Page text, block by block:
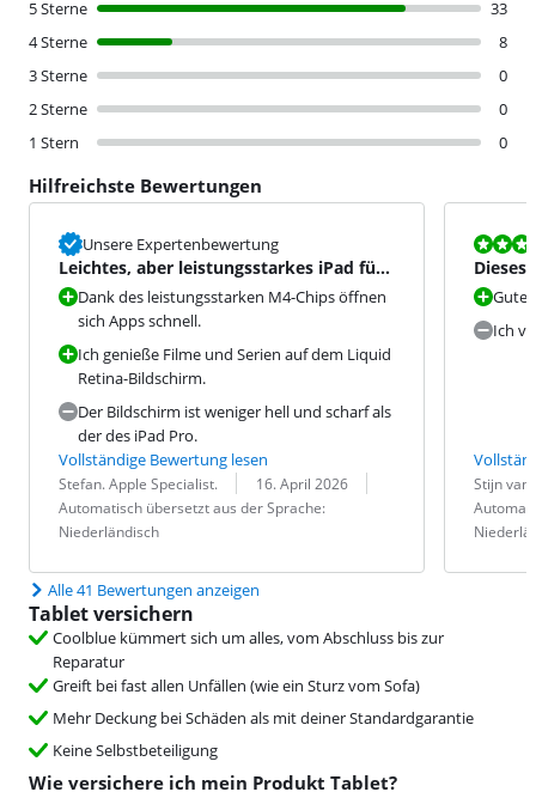
5 Sterne
33
4 Sterne
8
3 Sterne
0
2 Sterne
0
1 Stern
0
Hilfreichste Bewertungen
Unsere Expertenbewertung
Leichtes, aber leistungsstarkes iPad für
die meisten Aufgabe
Dank des leistungsstarken M4-Chips öffnen
sich Apps schnell.
Ich genieße Filme und Serien auf dem Liquid
Retina-Bildschirm.
Der Bildschirm ist weniger hell und scharf als
der des iPad Pro.
Vollständige Bewertung lesen
Bewertung von:
Stefan. Apple Specialist.
Datum: 16. April 2026
Übersetzung:
Automatisch übersetzt aus der Sprache:
Niederländisch
Bewertet
Dieses
Face
Ich
Bewertung
Stijn van
Datum:
Alle 41 Bewertungen anzeigen
Tablet versichern
Coolblue kümmert sich um alles, vom Abschluss bis zur
Reparatur
Greift bei fast allen Unfällen (wie ein Sturz vom Sofa)
Mehr Deckung bei Schäden als mit deiner Standardgarantie
Keine Selbstbeteiligung
Wie versichere ich mein Produkt Tablet?